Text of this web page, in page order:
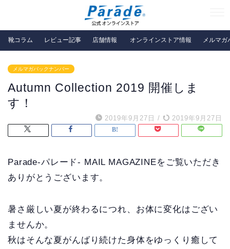
靴コラム レビュー記事 店舗情報 オンラインストア情報 メルマガ
メルマガバックナンバー
Autumn Collection 2019 開催しま
す！
2019年9月27日 / 2019年9月27日
Parade-パレード- MAIL MAGAZINEをご覧いただき
ありがとうございます。
暑さ厳しい夏が終わるにつれ、お体に変化はござい
ませんか。
秋はそんな夏がんばり続けた身体をゆっくり癒して